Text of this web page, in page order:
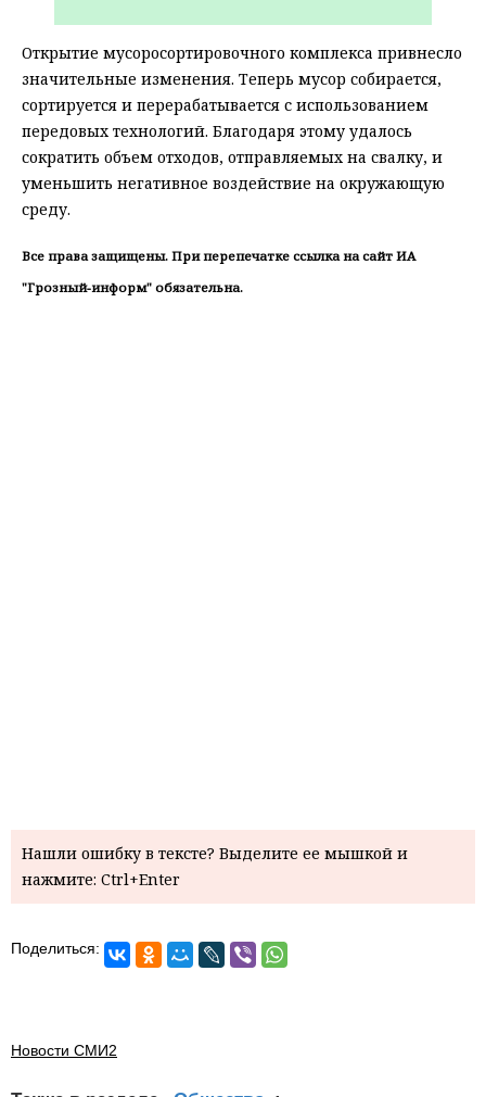
Открытие мусоросортировочного комплекса привнесло
значительные изменения. Теперь мусор собирается,
сортируется и перерабатывается с использованием
передовых технологий. Благодаря этому удалось
сократить объем отходов, отправляемых на свалку, и
уменьшить негативное воздействие на окружающую
среду.
Все права защищены. При перепечатке ссылка на сайт ИА
"Грозный-информ" обязательна.
Нашли ошибку в тексте? Выделите ее мышкой и
нажмите: Ctrl+Enter
Поделиться:
Новости СМИ2